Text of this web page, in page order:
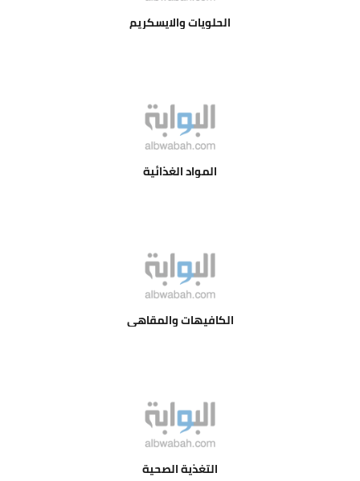
الحلويات والايسكريم
المواد الغذائية
الكافيهات والمقاهي
التغذية الصحية